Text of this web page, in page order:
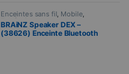
Enceintes sans fil Mobile
Telefonie
BRAiNZ Speaker DEX –
(38626) Enceinte Bluetooth